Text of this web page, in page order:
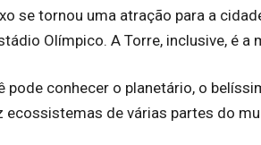
se tornou uma atração para a
Olímpico. A Torre, inclusive, é
pode conhecer o planetário, o
de várias partes do